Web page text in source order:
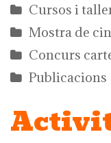
Cursos i
Mostra de
Concurs
Publicacions